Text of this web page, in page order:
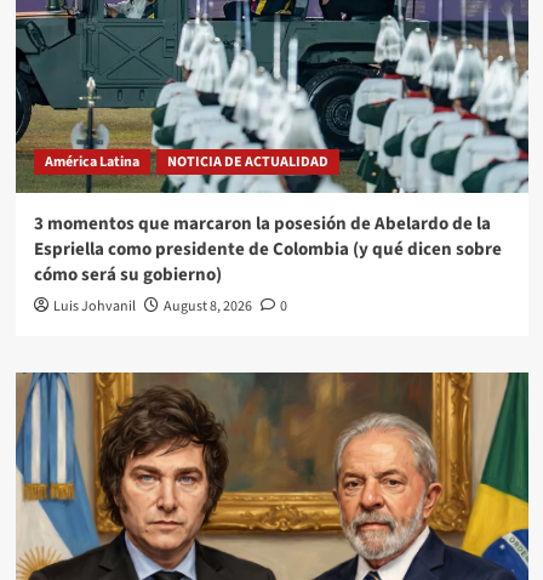
América Latina NOTICIA DE ACTUALIDAD
3 momentos que marcaron la posesión de Abelardo de la
Espriella como presidente de Colombia (y qué dicen sobre
cómo será su gobierno)
Luis Johvanil August 8, 2026 0